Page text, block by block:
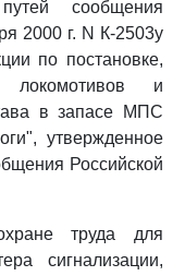
сообщения
2000 г. N К-2503у
по постановке,
локомотивов и
в запасе МПС
утвержденное
Российской
труда для
сигнализации,